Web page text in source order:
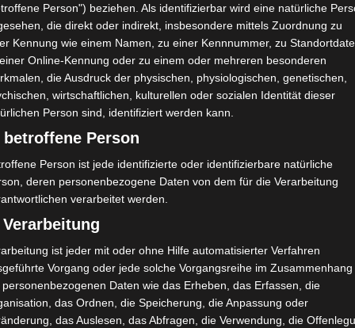
Mädchen hatte ich mir die folgenden Programmpunkte
Cookie-Backmischung zusammenstellen und später zuhause
Eine kleine Foto Sesson mit Unicorn-Heliumballons.
Wolkenkissen mit Textilfarbe gestalten, zum mit nach Hause
DIY-Party -Ideen zeige ich Euch im Laufe der nächsten
Heute möchte ich Euch ein paar Party Impressionen zeigen.
Die Einladungskarten hat meine Tochter gebastelt.
wenn die Kids sich die Zeit nehmen, um Einladungen
werden. Da bin ich noch ganz Oldschool und freue
Person") beziehen. Als identifizierbar wird eine natürliche
die direkt oder indirekt, insbesondere mittels Zuordnung zu
Kennung wie einem Namen, zu einer Kennnummer, zu
Online-Kennung oder zu einem oder mehreren besonderen
die Ausdruck der physischen, physiologischen, genetischen,
wirtschaftlichen, kulturellen oder sozialen Identität dieser
Person sind, identifiziert werden kann.
betroffene Person
Person ist jede identifizierte oder identifizierbare natürliche
deren personenbezogene Daten von dem für die Verarbeitung
verarbeitet werden.
ist jeder mit oder ohne Hilfe automatisierter Verfahren
Vorgang oder jede solche Vorgangsreihe im Zusammenhang
personenbezogenen Daten wie das Erheben, das Erfassen, die
das Ordnen, die Speicherung, die Anpassung oder
das Auslesen, das Abfragen, die Verwendung, die